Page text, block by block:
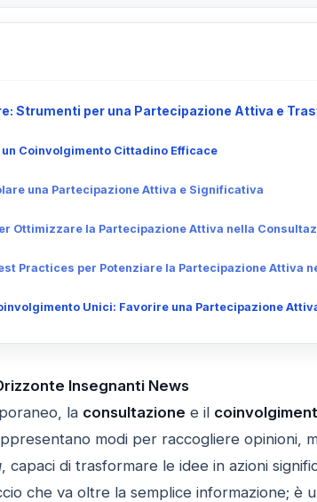
Strumenti per una Partecipazione Attiva e
Coinvolgimento Cittadino Efficace
una Partecipazione Attiva e Significativa
Ottimizzare la Partecipazione Attiva nella
Practices per Potenziare la Partecipazione Attiva
Unici: Favorire una Partecipazione
Insegnanti News
la consultazione e il
modi per raccogliere opinioni,
, capaci di trasformare le idee in azioni
che va oltre la semplice informazione; è